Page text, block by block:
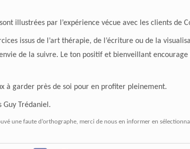
illustrées par l’expérience vécue avec les clients de
issus de l’art thérapie, de l’écriture ou de la
de la suivre. Le ton positif et bienveillant encourage
à garder près de soi pour en profiter pleinement.
Guy Trédaniel.
une faute d’orthographe, merci de nous en informer en